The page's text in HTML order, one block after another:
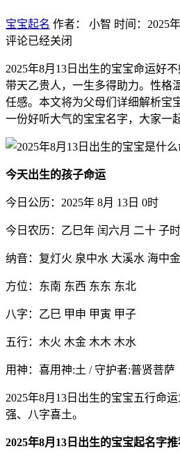
宝宝起名 作者： 小智 时间：2025
评论已经关闭
2025年8月13日出生的宝宝命运好
带天乙贵人，一生多得助力。性格
任感。本文将为父母们详细解析宝
一份好听大气的宝宝名字，大家一
今天出生的孩子命运
今日公历：2025年 8月 13日 0时
今日农历：乙巳年 闰六月 二十 子时
纳音：复灯火 泉中水 大溪水 海中金
方位：东南 东西 东东 东北
八字：乙巳 甲申 甲寅 甲子
五行：木火 木金 木木 木水
用神：喜用神:土 / 守护者:普贤菩萨
2025年8月13日出生的宝宝五行命
强、八字喜土。
2025年8月13日出生的宝宝起名字推